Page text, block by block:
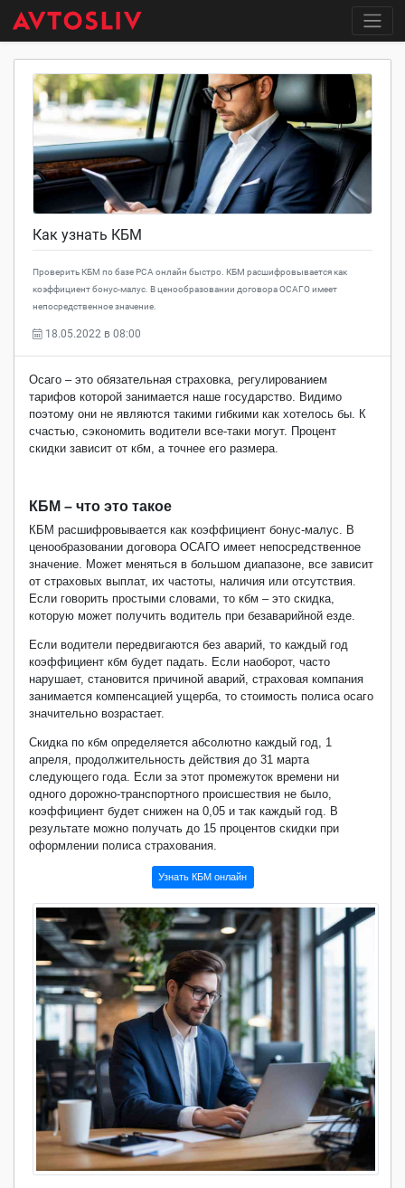
Как узнать КБМ
Проверить КБМ по базе РСА онлайн быстро. КБМ расшифровывается как
коэффициент бонус-малус. В ценообразовании договора ОСАГО имеет
непосредственное значение.
18.05.2022 в 08:00
Осаго – это обязательная страховка, регулированием
тарифов которой занимается наше государство. Видимо
поэтому они не являются такими гибкими как хотелось бы. К
счастью, сэкономить водители все-таки могут. Процент
скидки зависит от кбм, а точнее его размера.
КБМ – что это такое
КБМ расшифровывается как коэффициент бонус-малус. В
ценообразовании договора ОСАГО имеет непосредственное
значение. Может меняться в большом диапазоне, все зависит
от страховых выплат, их частоты, наличия или отсутствия.
Если говорить простыми словами, то кбм – это скидка,
которую может получить водитель при безаварийной езде.
Если водители передвигаются без аварий, то каждый год
коэффициент кбм будет падать. Если наоборот, часто
нарушает, становится причиной аварий, страховая компания
занимается компенсацией ущерба, то стоимость полиса осаго
значительно возрастает.
Скидка по кбм определяется абсолютно каждый год, 1
апреля, продолжительность действия до 31 марта
следующего года. Если за этот промежуток времени ни
одного дорожно-транспортного происшествия не было,
коэффициент будет снижен на 0,05 и так каждый год. В
результате можно получать до 15 процентов скидки при
оформлении полиса страхования.
Узнать КБМ онлайн